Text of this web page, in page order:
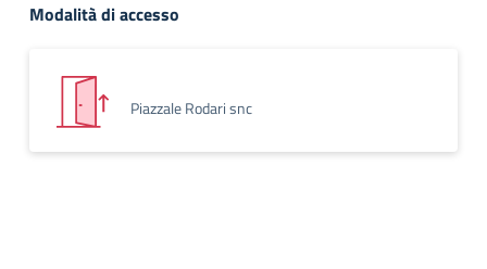
Modalità di accesso
Piazzale Rodari snc